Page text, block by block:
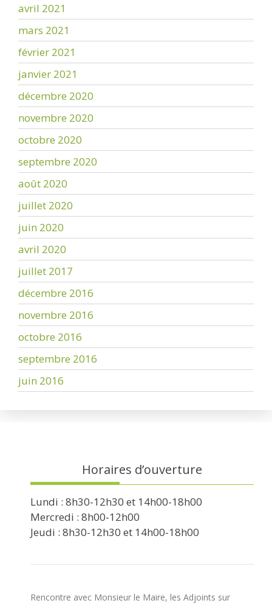
avril 2021
mars 2021
février 2021
janvier 2021
décembre 2020
novembre 2020
octobre 2020
septembre 2020
août 2020
juillet 2020
juin 2020
avril 2020
juillet 2017
décembre 2016
novembre 2016
octobre 2016
septembre 2016
juin 2016
Horaires d’ouverture
Lundi : 8h30-12h30 et 14h00-18h00
Mercredi : 8h00-12h00
Jeudi : 8h30-12h30 et 14h00-18h00
Rencontre avec Monsieur le Maire, les Adjoints sur